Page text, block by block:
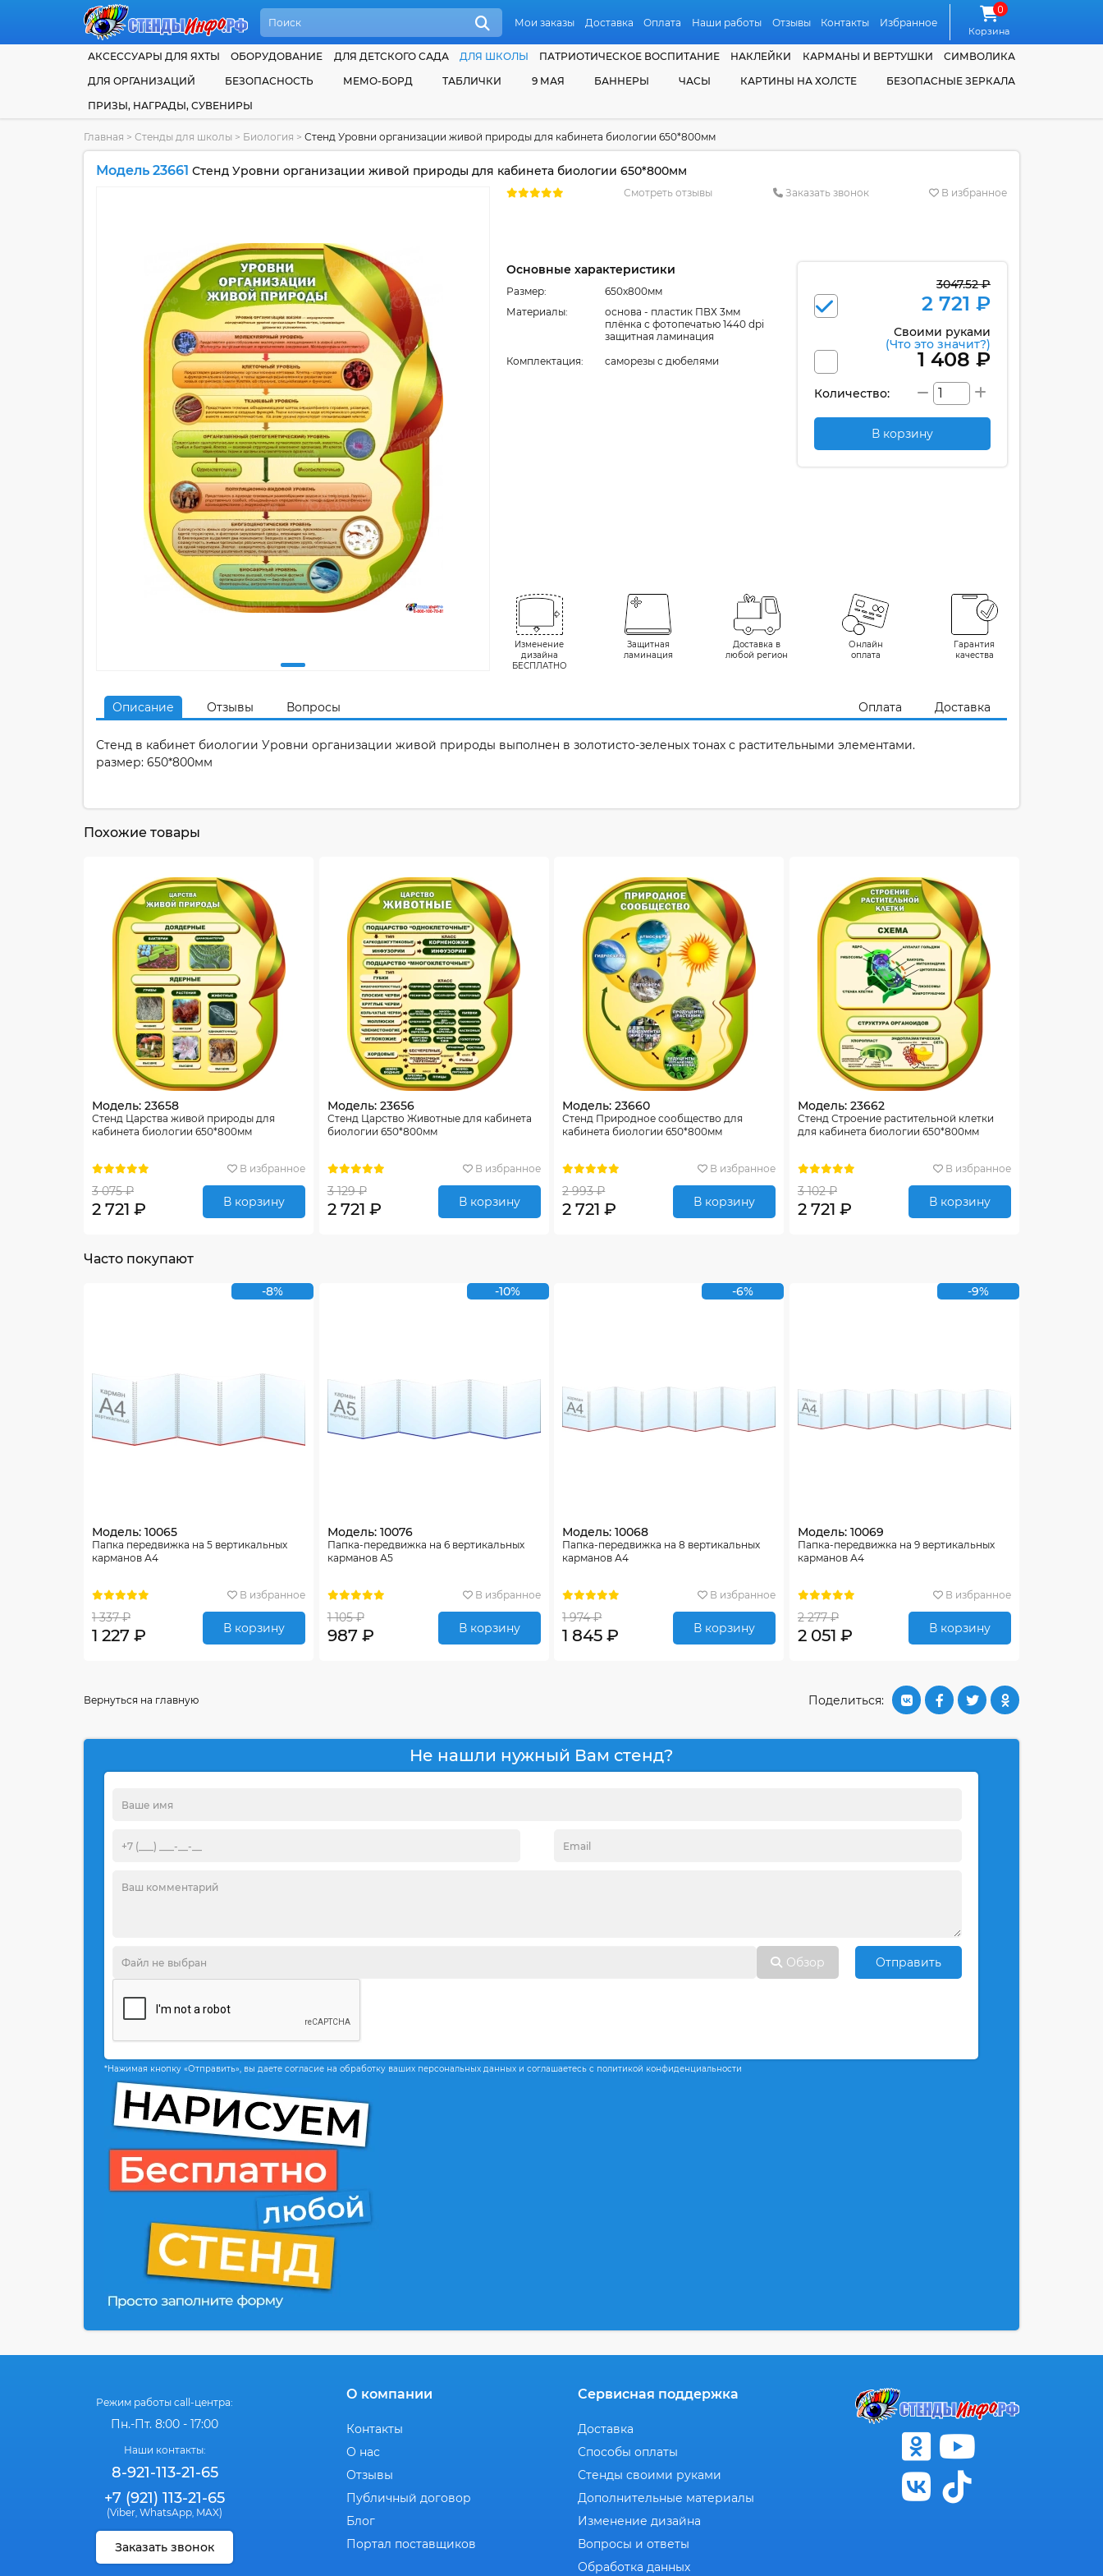
Мои заказы Доставка Оплата Наши работы Отзывы Контакты Избранное
0
Корзина
АКСЕССУАРЫ ДЛЯ ЯХТЫ ОБОРУДОВАНИЕ ДЛЯ ДЕТСКОГО САДА ДЛЯ ШКОЛЫ ПАТРИОТИЧЕСКОЕ ВОСПИТАНИЕ НАКЛЕЙКИ КАРМАНЫ И ВЕРТУШКИ
СИМВОЛИКА
ДЛЯ ОРГАНИЗАЦИЙ
БЕЗОПАСНОСТЬ МЕМО-БОРД ТАБЛИЧКИ 9 МАЯ БАННЕРЫ ЧАСЫ КАРТИНЫ НА ХОЛСТЕ
БЕЗОПАСНЫЕ ЗЕРКАЛА
ПРИЗЫ, НАГРАДЫ, СУВЕНИРЫ
Главная > Стенды для школы > Биология > Стенд Уровни организации живой природы для кабинета биологии 650*800мм
Модель 23661 Стенд Уровни организации живой природы для кабинета биологии 650*800мм
Смотреть отзывы Заказать звонок В избранное
Основные характеристики
Размер:
650x800мм
Материалы:
основа - пластик ПВХ 3мм
плёнка с фотопечатью 1440 dpi
защитная ламинация
Комплектация:
cаморезы с дюбелями
3047.52 ₽
2 721 ₽
Своими руками
(Что это значит?)
1 408 ₽
Количество:
В корзину
Изменение
дизайна
БЕСПЛАТНО
Защитная
ламинация
Доставка в
любой регион
Онлайн
оплата
Гарантия
качества
Описание Отзывы Вопросы Оплата Доставка
Стенд в кабинет биологии Уровни организации живой природы выполнен в золотисто-зеленых тонах с растительными элементами.
размер: 650*800мм
Похожие товары
Модель: 23658
Стенд Царства живой природы для
кабинета биологии 650*800мм
В избранное
3 075 ₽
2 721 ₽ В корзину
Модель: 23656
Стенд Царство Животные для кабинета
биологии 650*800мм
В избранное
3 129 ₽
2 721 ₽ В корзину
Модель: 23660
Стенд Природное сообщество для
кабинета биологии 650*800мм
В избранное
2 993 ₽
2 721 ₽ В корзину
Модель: 23662
Стенд Строение растительной клетки
для кабинета биологии 650*800мм
В избранное
3 102 ₽
2 721 ₽ В корзину
Часто покупают
-8%
Модель: 10065
Папка передвижка на 5 вертикальных
карманов А4
В избранное
1 337 ₽
1 227 ₽ В корзину
-10%
Модель: 10076
Папка-передвижка на 6 вертикальных
карманов А5
В избранное
1 105 ₽
987 ₽ В корзину
-6%
Модель: 10068
Папка-передвижка на 8 вертикальных
карманов А4
В избранное
1 974 ₽
1 845 ₽ В корзину
-9%
Модель: 10069
Папка-передвижка на 9 вертикальных
карманов А4
В избранное
2 277 ₽
2 051 ₽ В корзину
Поделиться:
Вернуться на главную
Не нашли нужный Вам стенд?
Обзор Отправить
*Нажимая кнопку «Отправить», вы даете согласие на обработку ваших персональных данных и соглашаетесь с политикой конфиденциальности
Режим работы call-центра:
Пн.-Пт. 8:00 - 17:00
Наши контакты:
8-921-113-21-65
+7 (921) 113-21-65
(Viber, WhatsApp, MAX)
Заказать звонок
О компании
Контакты
О нас
Отзывы
Публичный договор
Блог
Портал поставщиков
Сервисная поддержка
Доставка
Способы оплаты
Стенды своими руками
Дополнительные материалы
Изменение дизайна
Вопросы и ответы
Обработка данных